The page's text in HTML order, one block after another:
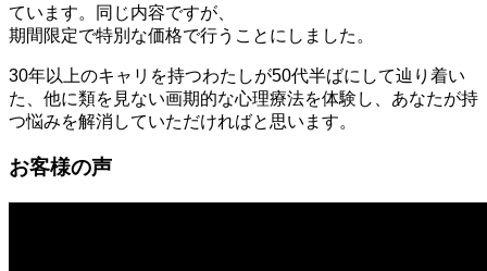
ています。同じ内容ですが、
期間限定で特別な価格で行うことにしました。
30年以上のキャリを持つわたしが50代半ばにして辿り着い
た、他に類を見ない画期的な心理療法を体験し、あなたが持
つ悩みを解消していただければと思います。
お客様の声